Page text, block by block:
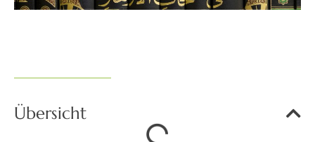
Übersicht